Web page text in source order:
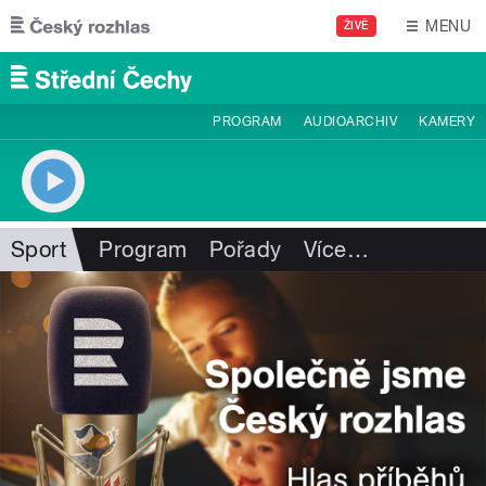
Přejít k hlavnímu obsahu
ŽIVĚ MENU
PROGRAM AUDIOARCHIV KAMERY
Sport Program Pořady Více…